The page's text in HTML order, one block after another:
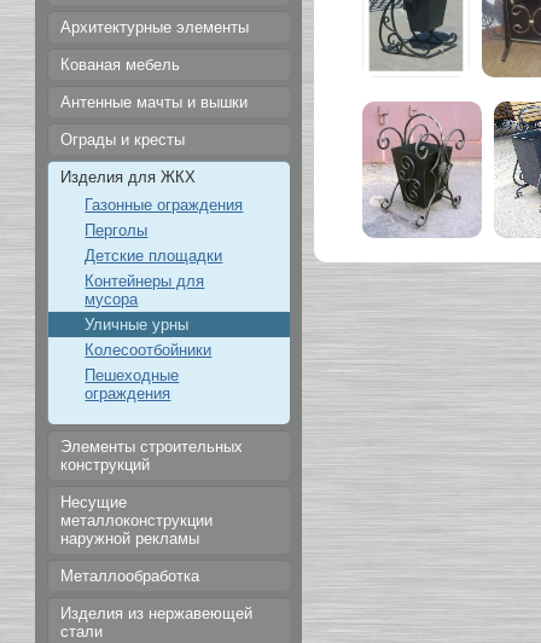
Архитектурные элементы
Кованая мебель
Антенные мачты и вышки
Ограды и кресты
Изделия для ЖКХ
Газонные ограждения
Перголы
Детские площадки
Контейнеры для
мусора
Уличные урны
Колесоотбойники
Пешеходные
ограждения
Элементы строительных
конструкций
Несущие
металлоконструкции
наружной рекламы
Металлообработка
Изделия из нержавеющей
стали